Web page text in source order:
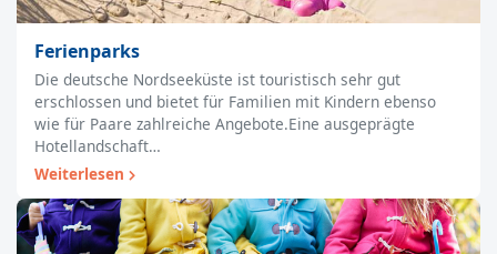
Ferienparks
Die deutsche Nordseeküste ist touristisch sehr gut
erschlossen und bietet für Familien mit Kindern ebenso
wie für Paare zahlreiche Angebote.Eine ausgeprägte
Hotellandschaft…
Weiterlesen